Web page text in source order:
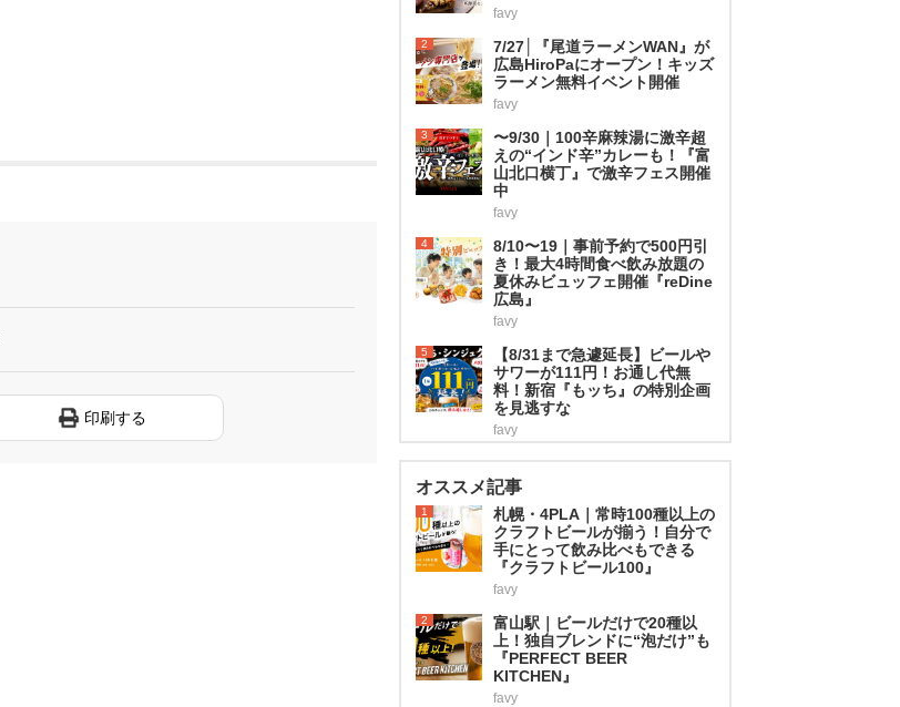
印刷する
favy
2
7/27│『尾道ラーメンWAN』が
広島HiroPaにオープン！キッズ
ラーメン無料イベント開催
favy
3
〜9/30｜100辛麻辣湯に激辛超
えの“インド辛”カレーも！『富
山北口横丁』で激辛フェス開催
中
favy
4
8/10〜19｜事前予約で500円引
き！最大4時間食べ飲み放題の
夏休みビュッフェ開催『reDine
広島』
favy
5
【8/31まで急遽延長】ビールや
サワーが111円！お通し代無
料！新宿『もッち』の特別企画
を見逃すな
favy
オススメ記事
1
札幌・4PLA｜常時100種以上の
クラフトビールが揃う！自分で
手にとって飲み比べもできる
『クラフトビール100』
favy
2
富山駅｜ビールだけで20種以
上！独自ブレンドに“泡だけ”も
『PERFECT BEER
KITCHEN』
favy